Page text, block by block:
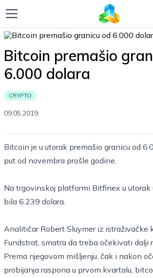
Bitcoin premašio
6.000 dolara
CRYPTO
09.05.2019.
Bitcoin je u utorak premašio granicu od
put od novembra prošle godine.
Na trgovinskoj platformi Bitfinex u utorak
bila 6.239 dolara.
Analitičar Robert Sluymer iz istraživačke
Fundstrat, smatra da treba očekivati dalji
Prema njegovom mišljenju, čak i nakon
probijanja raspona u prvom kvartalu,